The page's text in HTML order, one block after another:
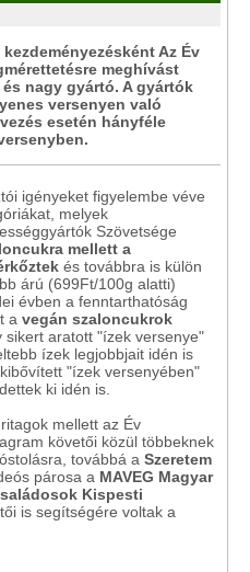
Az Év
meghívást
nagy gyártó. A gyártók
versenyen való
esetén hányféle
igényeket figyelembe véve
melyek
Szövetsége
mellett a
és továbbra is külön
árú (699Ft/100g alatti)
évben a fenntarthatóság
a vegán szaloncukrok
sikert aratott "ízek versenye"
ízek legjobbjait idén is
"ízek versenyében"
ki idén is.
mellett az Év
követői közül többeknek
továbbá a Szeretem
párosa a MAVEG Magyar
Kispesti
is segítségére voltak a